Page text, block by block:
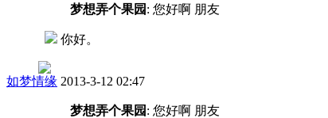
梦想弄个果园 : 您好啊 朋友
你好。
如梦情缘 2013-3-12 02:47
梦想弄个果园 : 您好啊 朋友